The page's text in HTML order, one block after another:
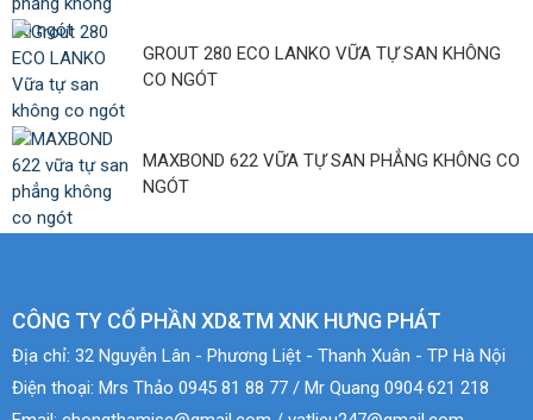
GROUT 280 ECO LANKO VỮA TỰ SAN KHÔNG
CO NGÓT
MAXBOND 622 VỮA TỰ SAN PHẲNG KHÔNG CO
NGÓT
CÔNG TY CỔ PHẦN XD&TM XNK HƯNG PHÁT
Địa chỉ: 32 Nguyễn Lân - Phương Liệt - Thanh Xuân - TP Hà Nội
Điện thoại: Mrs Thảo 0945 81 88 77 / Mr Quang 0904 621 218